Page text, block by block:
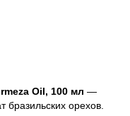
Oil, 100 мл —
бразильских орехов.